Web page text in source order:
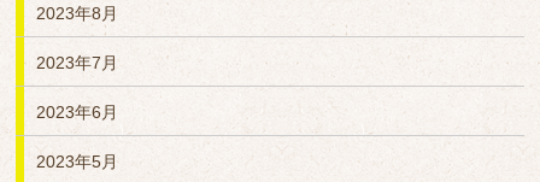
2023年8月
2023年7月
2023年6月
2023年5月